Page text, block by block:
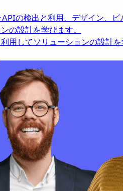
の検出と利用、デザイン、ビ
の設計を学びます。
用してソリューションの設計を